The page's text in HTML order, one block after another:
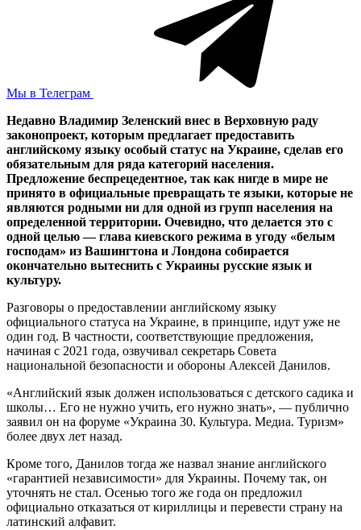
Мы в Телеграм
Недавно Владимир Зеленский внес в Верховную раду
законопроект, которым предлагает предоставить
английскому языку особый статус на Украине, сделав его
обязательным для ряда категорий населения.
Предложение беспрецедентное, так как нигде в мире не
принято в официальные превращать те языки, которые не
являются родными ни для одной из групп населения на
определенной территории. Очевидно, что делается это с
одной целью — глава киевского режима в угоду «белым
господам» из Вашингтона и Лондона собирается
окончательно вытеснить с Украины русские язык и
культуру.
Разговоры о предоставлении английскому языку
официального статуса на Украине, в принципе, идут уже не
один год. В частности, соответствующие предложения,
начиная с 2021 года, озвучивал секретарь Совета
национальной безопасности и обороны Алексей Данилов.
«Английский язык должен использоваться с детского садика и
школы… Его не нужно учить, его нужно знать», — публично
заявил он на форуме «Украина 30. Культура. Медиа. Туризм»
более двух лет назад.
Кроме того, Данилов тогда же назвал знание английского
«гарантией независимости» для Украины. Почему так, он
уточнять не стал. Осенью того же года он предложил
официально отказаться от кириллицы и перевести страну на
латинский алфавит.